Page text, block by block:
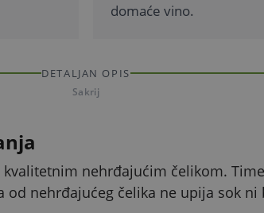
domaće vino.
DETALJAN OPIS
Sakrij
nehrđajućim čelikom.
nehrđajućeg čelika ne upija sok